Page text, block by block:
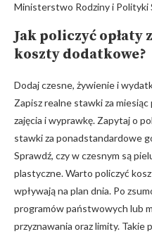
Ministerstwo Rodziny i Polityki
Jak policzyć opłaty
koszty dodatkowe?
Dodaj czesne, żywienie i
Zapisz realne stawki za
zajęcia i wyprawkę. Zapytaj o
stawki za ponadstandardowe
Sprawdź, czy w czesnym są
plastyczne. Warto policzyć
wpływają na plan dnia. Po
programów państwowych lub
przyznawania oraz limity. Takie